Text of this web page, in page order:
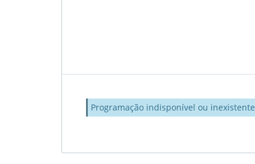
Programação indisponível ou inexistente